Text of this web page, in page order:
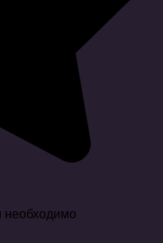
необходимо